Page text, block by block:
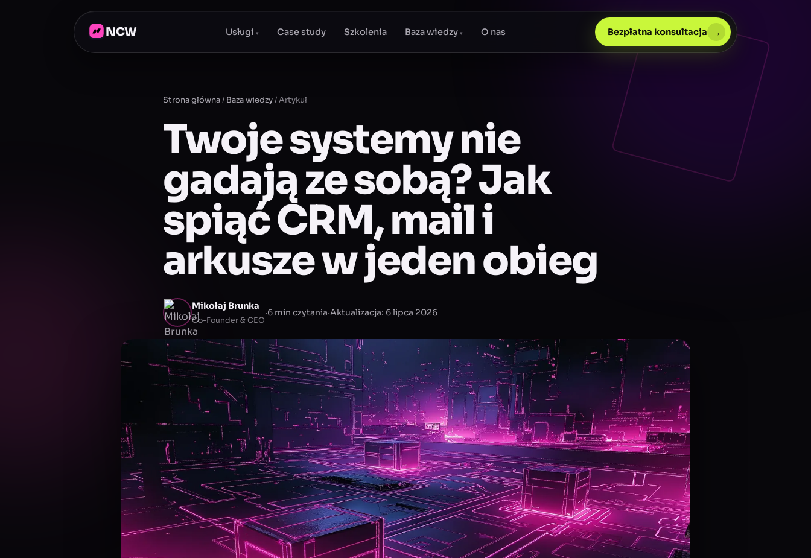
NCW Usługi▾ Case study Szkolenia Baza wiedzy▾ O nas Bezpłatna konsultacja →
Strona główna/ Baza wiedzy/Artykuł
Twoje systemy nie
gadają ze sobą? Jak
spiąć CRM, mail i
arkusze w jeden obieg
Mikołaj Brunka
Co-Founder & CEO
·6 min czytania·Aktualizacja: 6 lipca 2026